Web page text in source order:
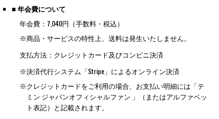
■ 年会費について
年会費：7,040円（手数料・税込）
※商品・サービスの特性上、送料は発生いたしません。
支払方法：クレジットカード及びコンビニ決済
※決済代行システム「Stripe」によるオンライン決済
※クレジットカードをご利用の場合、お支払い明細には「テ
ミン ジャパンオフィシャルファン 」（またはアルファベッ
ト表記）と記載されます。